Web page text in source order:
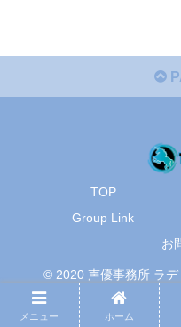
TOP
Group Link
お
© 2020 声優事務所 ラデ
メニュー ホーム